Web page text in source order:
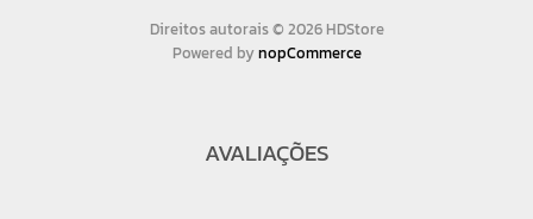
Direitos autorais © 2026 HDStore
Powered bynopCommerce
AVALIAÇÕES